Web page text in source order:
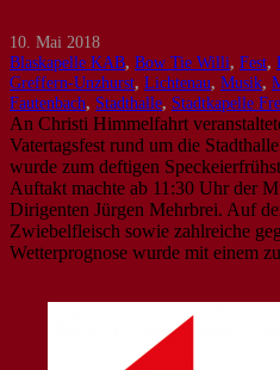
10. Mai 2018
Blaskapelle KAB, Bow Tie Willi, Fest,
Greffern-Unzhurst, Lichtenau, Musik,
Fautenbach, Stadthalle, Stadtkapelle
An Christi Himmelfahrt
Vatertagsfest rund um die
wurde zum deftigen
Auftakt machte ab 11:30 Uhr der
Dirigenten Jürgen Mehrbrei. Auf
Zwiebelfleisch sowie zahlreiche
Wetterprognose wurde mit einem